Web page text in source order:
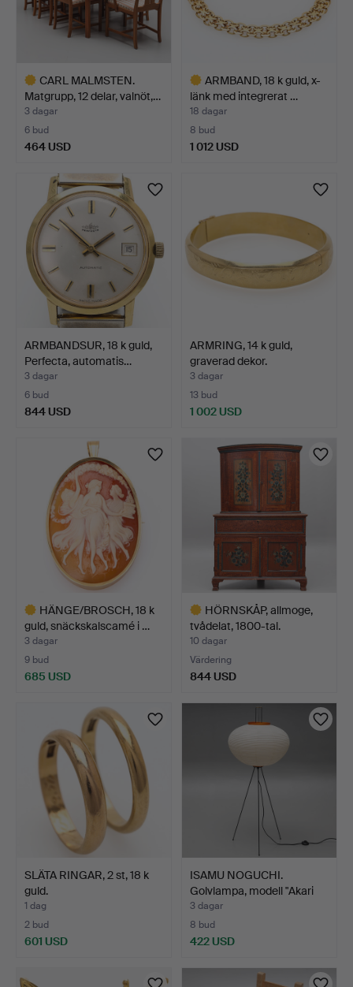
CARL MALMSTEN.
Matgrupp, 12 delar, valnöt,…
3 dagar
6 bud
464 USD
föremål
ARMBAND, 18 k guld, x-
länk med integrerat …
18 dagar
8 bud
1 012 USD
ARMBANDSUR, 18 k guld,
Perfecta, automatis…
3 dagar
6 bud
844 USD
ARMRING, 14 k guld,
graverad dekor.
3 dagar
13 bud
1 002 USD
HÄNGE/BROSCH, 18 k
guld, snäckskalscamé i …
3 dagar
9 bud
685 USD
HÖRNSKÅP, allmoge,
tvådelat, 1800-tal.
10 dagar
Värdering
844 USD
SLÄTA RINGAR, 2 st, 18 k
guld.
1 dag
2 bud
601 USD
ISAMU NOGUCHI.
Golvlampa, modell "Akari
10…
3 dagar
8 bud
422 USD